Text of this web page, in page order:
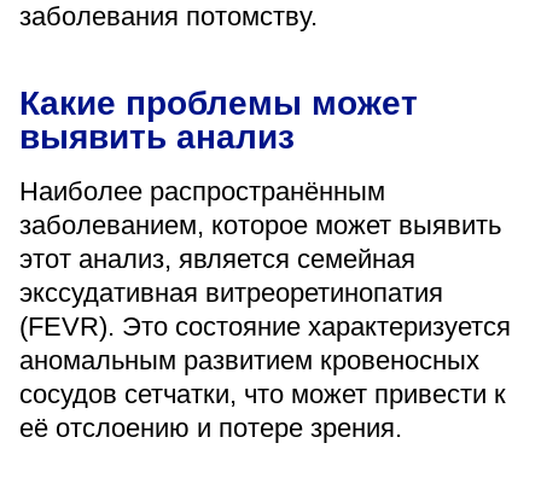
Версия для слабовидящих
заболевания потомству.
Какие проблемы может
выявить анализ
Наиболее распространённым
заболеванием, которое может выявить
этот анализ, является семейная
экссудативная витреоретинопатия
(FEVR). Это состояние характеризуется
аномальным развитием кровеносных
сосудов сетчатки, что может привести к
её отслоению и потере зрения.